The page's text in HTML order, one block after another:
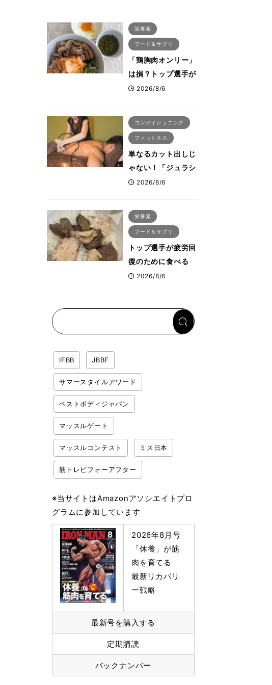
ンプル回復メシと
は？
栄養素
フード＆サプリ
「鶏胸肉オンリー」
は損？トップ選手が
実践する疲労を残さ
活コンボ
2026/8/6
コンディショニング
フィットネス
単なるカット出しじ
ゃない！「ジュラシ
ック筋膜リリース」
ットした納得の理
由 木澤大祐が解説
2026/8/6
栄養素
フード＆サプリ
トップ選手が疲労回
復のために食べる
「リカバリー飯」と
2026/8/6
IFBB JBBF
サマースタイルアワード
ベストボディジャパン
マッスルゲート
マッスルコンテスト ミス日本
筋トレビフォーアフター
※当サイトはAmazonアソシエイトプロ
グラムに参加しています
2026年8月号
「休養」が筋
肉を育てる
最新リカバリ
ー戦略
最新号を購入する
定期購読
バックナンバー